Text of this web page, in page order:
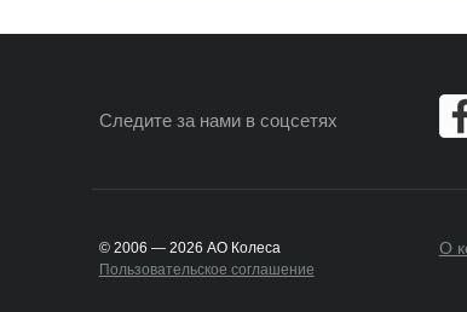
Следите за намив соцсетях
© 2006 — 2026 АО Колеса
Пользовательское соглашение
О